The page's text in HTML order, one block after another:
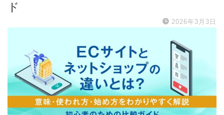
ド
2026年3月3日